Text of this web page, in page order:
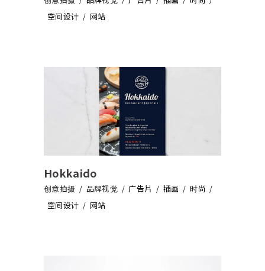
空间设计
网站
Hokkaido
创意拍摄 品牌视觉 广告片 插画
时尚
空间设计
网站